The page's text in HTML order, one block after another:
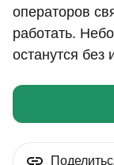
операторов
работать.
останутся без